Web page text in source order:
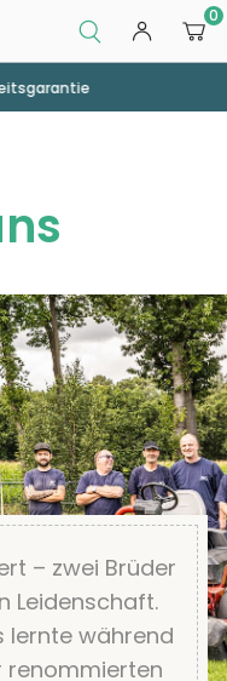
0
innerhalb von zwei
– zwei Brüder
Leidenschaft.
lernte während
renommierten